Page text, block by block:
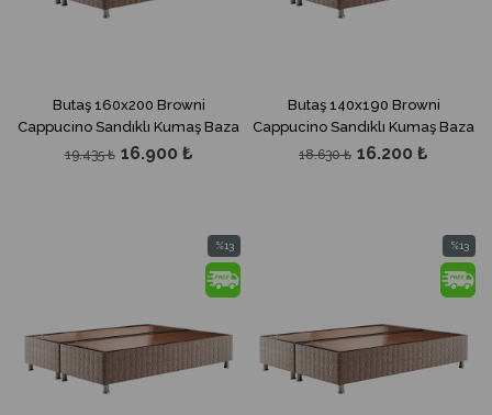
Butaş 160x200 Browni
Cappucino Sandıklı Kumaş Baza
16.900 ₺
19.435 ₺
Butaş 140x190 Browni
Cappucino Sandıklı Kumaş Baza
16.200 ₺
18.630 ₺
%13
İndirim
%13İndirim
%13
İndirim